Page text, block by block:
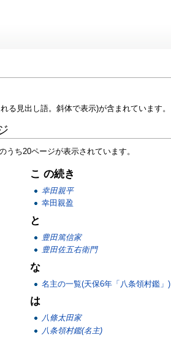
見出し語。斜体で表示)が含まれています。
うち20ページが表示されています。
こ の続き
幸田親平
幸田親盈
と
豊田篤信家
豊田佐五右衛門
な
名主の一覧(天保6年「八条領村鑑」)
は
八條太田家
八条領村鑑(名主)